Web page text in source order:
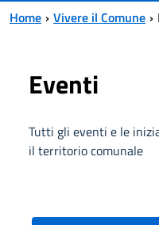
Home Vivere il Comune
Eventi
Tutti gli eventi e le
il territorio comunale